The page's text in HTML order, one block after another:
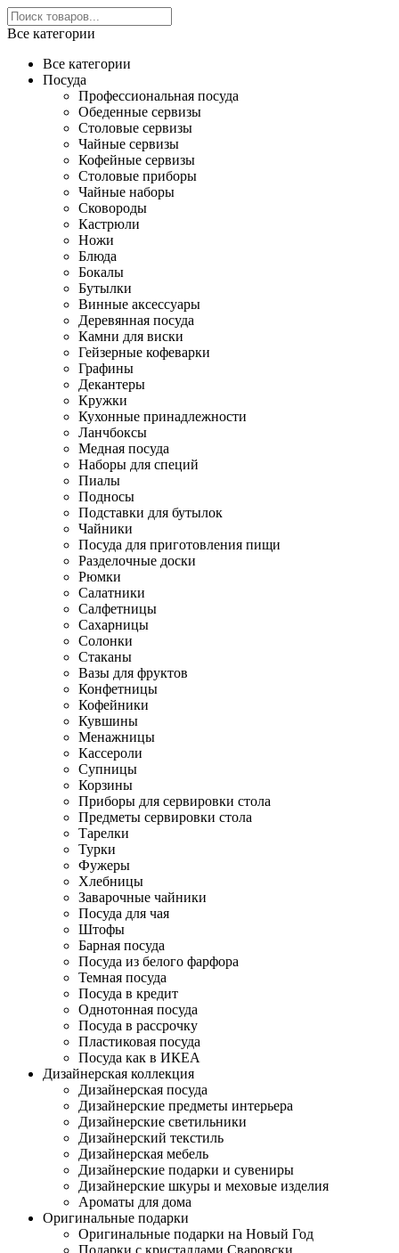
Все категории
Все категории
Посуда
Профессиональная посуда
Обеденные сервизы
Столовые сервизы
Чайные сервизы
Кофейные сервизы
Столовые приборы
Чайные наборы
Сковороды
Кастрюли
Ножи
Блюда
Бокалы
Бутылки
Винные аксессуары
Деревянная посуда
Камни для виски
Гейзерные кофеварки
Графины
Декантеры
Кружки
Кухонные принадлежности
Ланчбоксы
Медная посуда
Наборы для специй
Пиалы
Подносы
Подставки для бутылок
Чайники
Посуда для приготовления пищи
Разделочные доски
Рюмки
Салатники
Салфетницы
Сахарницы
Солонки
Стаканы
Вазы для фруктов
Конфетницы
Кофейники
Кувшины
Менажницы
Кассероли
Супницы
Корзины
Приборы для сервировки стола
Предметы сервировки стола
Тарелки
Турки
Фужеры
Хлебницы
Заварочные чайники
Посуда для чая
Штофы
Барная посуда
Посуда из белого фарфора
Темная посуда
Посуда в кредит
Однотонная посуда
Посуда в рассрочку
Пластиковая посуда
Посуда как в ИКЕА
Дизайнерская коллекция
Дизайнерская посуда
Дизайнерские предметы интерьера
Дизайнерские светильники
Дизайнерский текстиль
Дизайнерская мебель
Дизайнерские подарки и сувениры
Дизайнерские шкуры и меховые изделия
Ароматы для дома
Оригинальные подарки
Оригинальные подарки на Новый Год
Подарки с кристаллами Сваровски